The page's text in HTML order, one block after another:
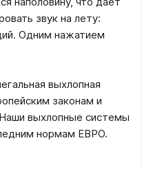
звук на лету:
Одним нажатием
выхлопная
законам и
выхлопные системы
нормам ЕВРО.